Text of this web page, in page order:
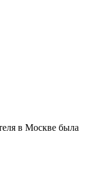
в Москве была